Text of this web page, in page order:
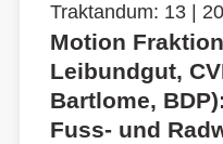
Traktandum: 13 |
Motion
Leibundgut,
Bartlome,
Fuss- und